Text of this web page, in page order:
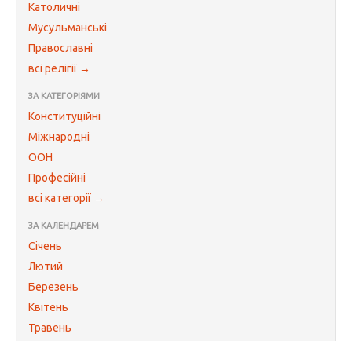
Католичні
Мусульманські
Православні
всі релігії →
ЗА КАТЕГОРІЯМИ
Конституційні
Міжнародні
ООН
Професійні
всі категорії →
ЗА КАЛЕНДАРЕМ
Січень
Лютий
Березень
Квітень
Травень